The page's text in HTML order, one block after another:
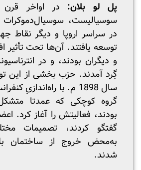
پل لو بلان:
سوسیالیست، سوسیال‌دموکرات
در سراسر اروپا و دیگر نقاط
توسعه یافتند. آن‌ها تحت تأثیر
و دیگران بودند، و در
گِرد آمدند. حزب بخشی از این
سال 1898 م. با راه‌اندازیِ
گروه کوچکی که عمدتا
بودند، فعالیتش را آغاز کرد.
گفتگو کردند، تصمیمات
به‌محض خروج از ساختمان
شدند.